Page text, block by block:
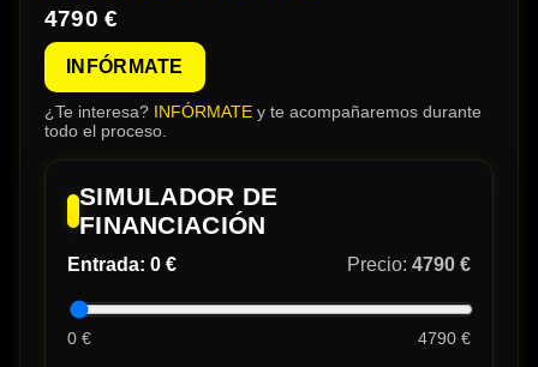
4790 €
INFÓRMATE
¿Te interesa? INFÓRMATE y te acompañaremos durante
todo el proceso.
SIMULADOR DE
FINANCIACIÓN
Entrada: 0 € Precio: 4790 €
0 € 4790 €